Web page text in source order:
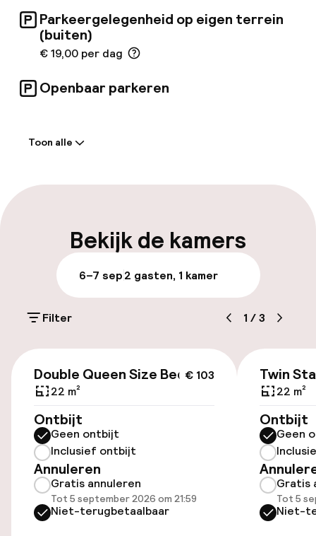
Parkeergelegenheid op eigen terrein
(buiten)
€ 19,00 per dag
Openbaar parkeren
Meertalige medewerkers
Parkeren & mobiliteit
Parkeergelegenheid op eigen terrein
(buiten)
Openbaar parkeren
Toegankelijkheid
Overal rolstoeltoegankelijk
Lift
Toon alle
Bekijk de kamers
6–7 sep2 gasten, 1 kamer
Filter 1 /3
€ 103
Double Queen Size Bed
22 m²
Ontbijt
Geen ontbijt
Inclusief ontbijt
Annuleren
Gratis annuleren
Tot 5 september 2026 om 21:59
Niet-terugbetaalbaar
Twin
22 m²
Ontbijt
Geen
Gratis
Tot 5
Niet-